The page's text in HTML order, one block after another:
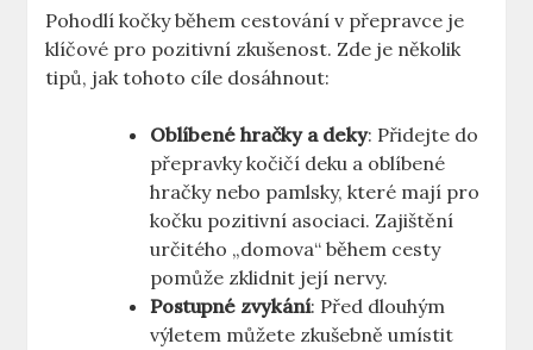
Pohodlí kočky během cestování v přepravce je
klíčové pro pozitivní zkušenost. Zde je několik
tipů, jak tohoto cíle dosáhnout:
Oblíbené hračky a deky: Přidejte do
přepravky kočičí deku a oblíbené
hračky nebo pamlsky, které mají pro
kočku pozitivní asociaci. Zajištění
určitého „domova“ během cesty
pomůže zklidnit její nervy.
Postupné zvykání: Před dlouhým
výletem můžete zkušebně umístit